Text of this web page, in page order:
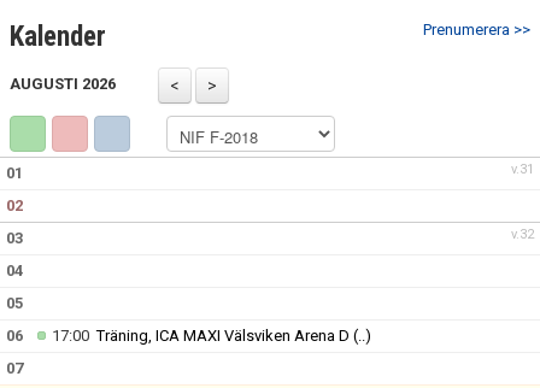
KONTAKT
Prenumerera >>
Kalender
AUGUSTI 2026
v.31
01
02
v.32
03
04
05
06
17:00Träning, ICA MAXI Välsviken Arena D (..)
07